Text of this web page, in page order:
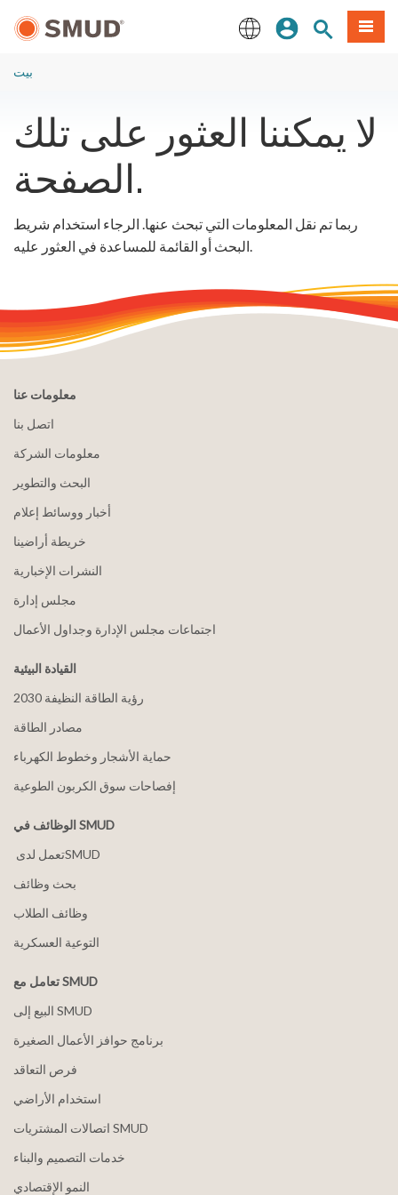
إلى
تسجيل الدخول
بحث الموقع
طعام
بيت
لا يمكننا العثور على تلك
الصفحة.
ربما تم نقل المعلومات التي تبحث عنها. الرجاء استخدام شريط
البحث أو القائمة للمساعدة في العثور عليه.
معلومات عنا
اتصل بنا
معلومات الشركة
البحث والتطوير
أخبار ووسائط إعلام
خريطة أراضينا
النشرات الإخبارية
مجلس إدارة
اجتماعات مجلس الإدارة وجداول الأعمال
القيادة البيئية
2030 رؤية الطاقة النظيفة
مصادر الطاقة
حماية الأشجار وخطوط الكهرباء
إفصاحات سوق الكربون الطوعية
الوظائف في SMUD
بحث وظائف
وظائف الطلاب
التوعية العسكرية
تعامل مع SMUD
البيع إلى SMUD
برنامج حوافز الأعمال الصغيرة
فرص التعاقد
استخدام الأراضي
اتصالات المشتريات SMUD
خدمات التصميم والبناء
النمو الإقتصادي